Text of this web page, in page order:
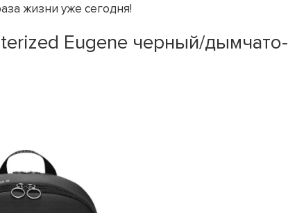
жизни уже сегодня!
Eugene черный/дымчато-